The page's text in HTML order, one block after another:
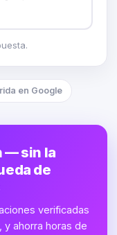
en Google
— sin la
de
verificadas
y ahorra horas de